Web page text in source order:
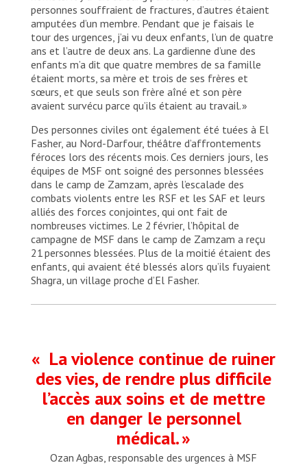
personnes souffraient de fractures, d’autres étaient
amputées d’un membre. Pendant que je faisais le
tour des urgences, j’ai vu deux enfants, l’un de quatre
ans et l’autre de deux ans. La gardienne d’une des
enfants m’a dit que quatre membres de sa famille
étaient morts, sa mère et trois de ses frères et
sœurs, et que seuls son frère aîné et son père
avaient survécu parce qu’ils étaient au travail. »
Des personnes civiles ont également été tuées à El
Fasher, au Nord-Darfour, théâtre d’affrontements
féroces lors des récents mois. Ces derniers jours, les
équipes de MSF ont soigné des personnes blessées
dans le camp de Zamzam, après l’escalade des
combats violents entre les RSF et les SAF et leurs
alliés des forces conjointes, qui ont fait de
nombreuses victimes. Le 2 février, l’hôpital de
campagne de MSF dans le camp de Zamzam a reçu
21 personnes blessées. Plus de la moitié étaient des
enfants, qui avaient été blessés alors qu’ils fuyaient
Shagra, un village proche d’El Fasher.
« La violence continue de ruiner
des vies, de rendre plus difficile
l’accès aux soins et de mettre
en danger le personnel
médical. »
Ozan Agbas, responsable des urgences à MSF